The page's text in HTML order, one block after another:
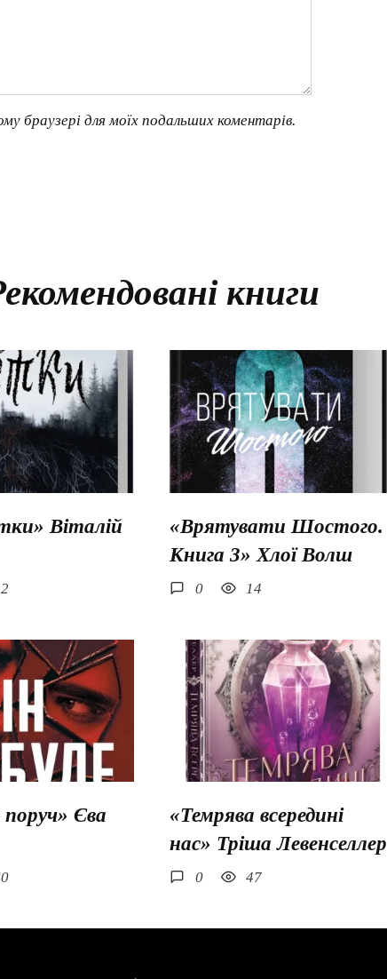
браузері для моїх подальших коментарів.
книги
Віталій
«Врятувати Шостого.
Книга 3» Хлої Волш
0 14
поруч» Єва
«Темрява всередині
нас» Тріша Левенселлер
0 47